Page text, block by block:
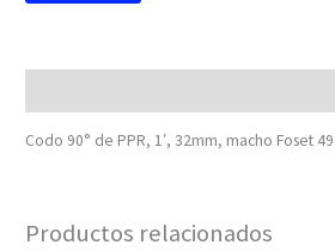
Codo 90° de PPR, 1′, 32mm, macho Foset
Productos relacionados